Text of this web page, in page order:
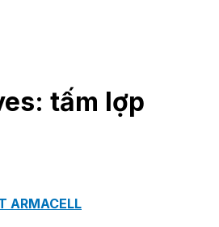
ARMACELL
tấm lợp